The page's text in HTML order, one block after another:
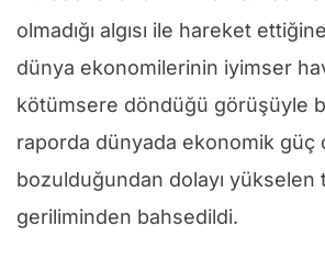
olmadığı algısı ile hareket
dünya ekonomilerinin iyimser
kötümsere döndüğü görüşüyle
raporda dünyada ekonomik güç
bozulduğundan dolayı yükselen
geriliminden bahsedildi.